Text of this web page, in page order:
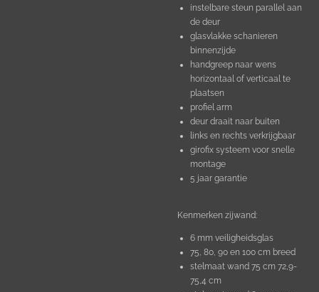
instelbare steun parallel aan
de deur
glasvlakke schanieren
binnenzijde
handgreep naar wens
horizontaal of verticaal te
plaatsen
profiel arm
deur draait naar buiten
links en rechts verkrijgbaar
girofix systeem voor snelle
montage
5 jaar garantie
Kenmerken zijwand:
6 mm veiligheidsglas
75, 80, 90 en 100 cm breed
stelmaat wand 75 cm 72,9-
75,4 cm